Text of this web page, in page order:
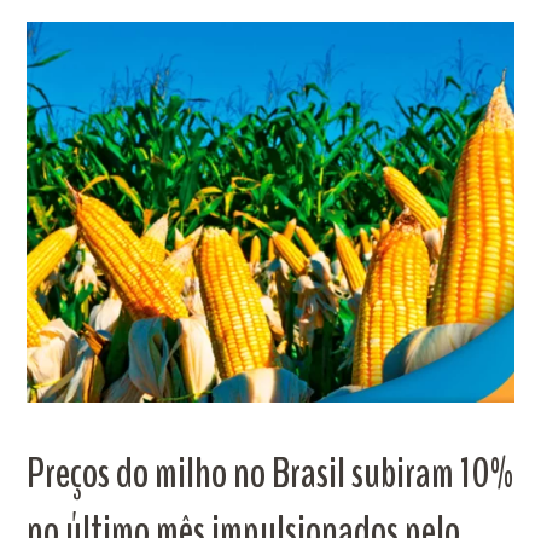
Preços do milho no Brasil subiram 10%